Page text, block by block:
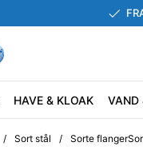
HAVE & KLOAK VAND
/ Sort stål / Sorte